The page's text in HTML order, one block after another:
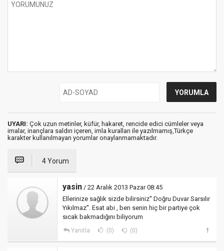
UYARI: Çok uzun metinler, küfür, hakaret, rencide edici cümleler veya
imalar, inançlara saldırı içeren, imla kuralları ile yazılmamış,Türkçe
karakter kullanılmayan yorumlar onaylanmamaktadır.
4 Yorum
yasin / 22 Aralık 2013 Pazar 08:45
Ellerinize sağlık sizde bilirsiniz'' Doğru Duvar Sarsılır
Yıkılmaz''. Esat abi , ben senin hiç bir partiye çok
sıcak bakmadığını biliyorum
Yanıtla (0) (0)